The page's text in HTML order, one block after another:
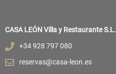
CASA LEÓN Villa y Restaurante S.L.
+34 928 797 080
reservas@casa-leon.es